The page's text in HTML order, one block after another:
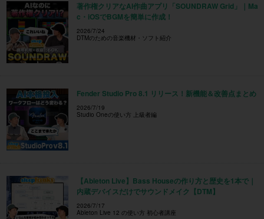
著作権クリアなAI作曲アプリ「SOUNDRAW Grid」｜Ma
c・iOSでBGMを簡単に作成！
2026/7/24
DTMのための音楽機材・ソフト紹介
Fender Studio Pro 8.1 リリース！新機能＆改善点まとめ
2026/7/19
Studio Oneの使い方 上級者編
【Ableton Live】Bass Houseの作り方と歴史を1本で｜
内蔵デバイスだけでサウンドメイク【DTM】
2026/7/17
Ableton Live 12 の使い方 初心者講座